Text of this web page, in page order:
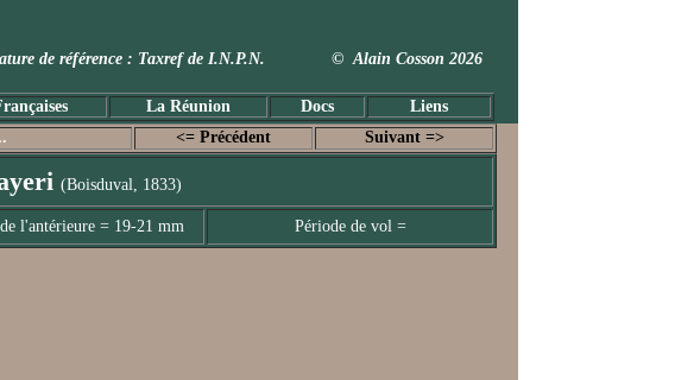
de référence : Taxref de I.N.P.N. © Alain Cosson 2026
La Réunion Docs Liens
<= Précédent Suivant =>
(Boisduval, 1833)
l'antérieure = 19-21 mm Période de vol =